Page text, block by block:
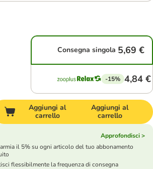
Consegna singola 5,69 €
-15% 4,84 €
Aggiungi al
carrello
Aggiungi al
carrello
Approfondisci >
il 5% su ogni articolo del tuo abbonamento
flessibilmente la frequenza di consegna